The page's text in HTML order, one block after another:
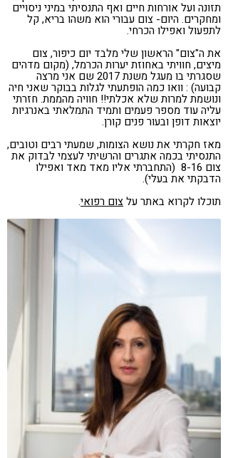
תזונה ועל אורחות חיים ואף התנסיתי במיני ניסויים
ומחקרים. היום- צום עבורי הוא משהו בריא, קל
לתפעול ואפילו הכרחי.
את ה"צום" הראשון שלי מלבד יום כיפור, צום
מיצים, חוויתי באחוזת יערות הכרמל, (מקום מדהים
שסגרתי בו מעגל משנת 2017 שם אני מרצה
קבועה) : וואו כמה הופתעתי לגלות בבוקר שאני חיה
ונושמת למרות שלא אכלתי!! חוויה מהממת. חזרתי
עליה עוד מספר פעמים ותמיד התמלאתי באנרגיות
יוצאות דופן ובעור פנים קורן.
מאז חקרתי את נושא הצומות, שמעתי רבים וטובים,
התנסיתי בכמה אתגרים והרשיתי לעצמי לבדוק את
צום 8-16 (התחברתי אליו מאד מאד ואפילו
הדבקתי את בעלי).
תוכלו לקרוא באתר עלצום רפואי.